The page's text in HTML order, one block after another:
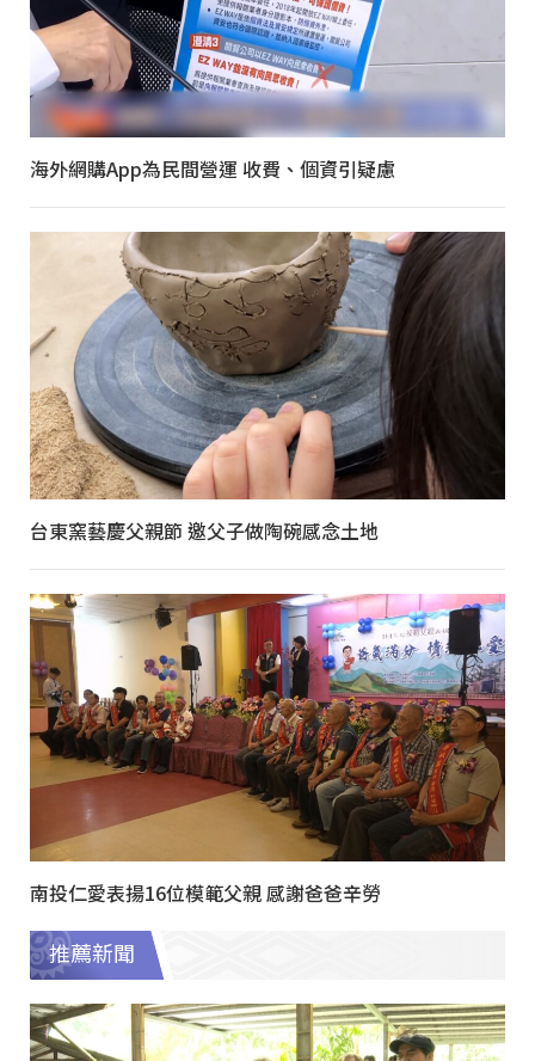
海外網購App為民間營運 收費、個資引疑慮
台東窯藝慶父親節 邀父子做陶碗感念土地
南投仁愛表揚16位模範父親 感謝爸爸辛勞
推薦新聞